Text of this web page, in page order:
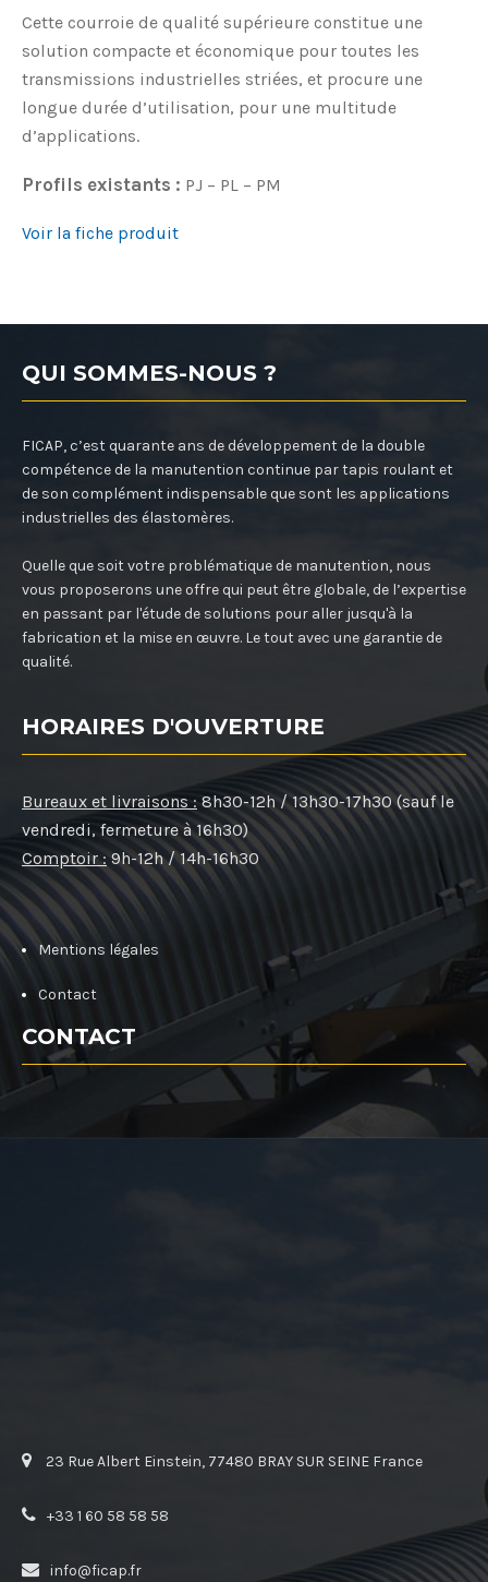
Cette courroie de qualité supérieure constitue une
solution compacte et économique pour toutes les
transmissions industrielles striées, et procure une
longue durée d’utilisation, pour une multitude
d’applications.
Profils existants : PJ – PL – PM
Voir la fiche produit
QUI SOMMES-NOUS ?
FICAP, c’est quarante ans de développement de la double
compétence de la manutention continue par tapis roulant et
de son complément indispensable que sont les applications
industrielles des élastomères.
Quelle que soit votre problématique de manutention, nous
vous proposerons une offre qui peut être globale, de l’expertise
en passant par l'étude de solutions pour aller jusqu'à la
fabrication et la mise en œuvre. Le tout avec une garantie de
qualité.
HORAIRES D'OUVERTURE
Bureaux et livraisons : 8h30-12h / 13h30-17h30 (sauf le
vendredi, fermeture à 16h30)
Comptoir : 9h-12h / 14h-16h30
Mentions légales
Contact
CONTACT
23 Rue Albert Einstein, 77480 BRAY SUR SEINE France
+33 1 60 58 58 58
info@ficap.fr